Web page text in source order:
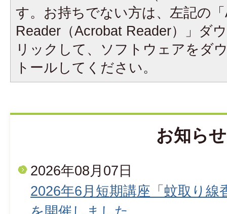
す。お持ちでない方は、左記の
Reader（Acrobat Reader）」ダ
リックして、ソフトウェアをダ
トールしてください。
お知らせ
2026年08月07日
2026年6月短期講座「蚊取り